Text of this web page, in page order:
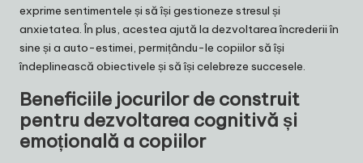
exprime sentimentele și să își gestioneze stresul și
anxietatea. În plus, acestea ajută la dezvoltarea încrederii în
sine și a auto-estimei, permițându-le copiilor să își
îndeplinească obiectivele și să își celebreze succesele.
Beneficiile jocurilor de construit
pentru dezvoltarea cognitivă și
emoțională a copiilor